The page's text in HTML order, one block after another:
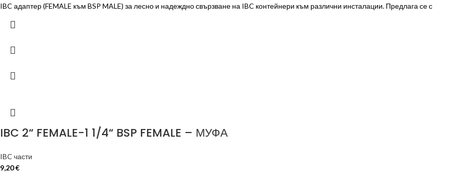
IBC адаптер (FEMALE към BSP MALE) за лесно и надеждно свързване на IBC контейнери към различни инсталации. Предлага се с
IBC 2“ FEMALE-1 1/4“ BSP FEMALE – МУФА
IBC части
9,20€